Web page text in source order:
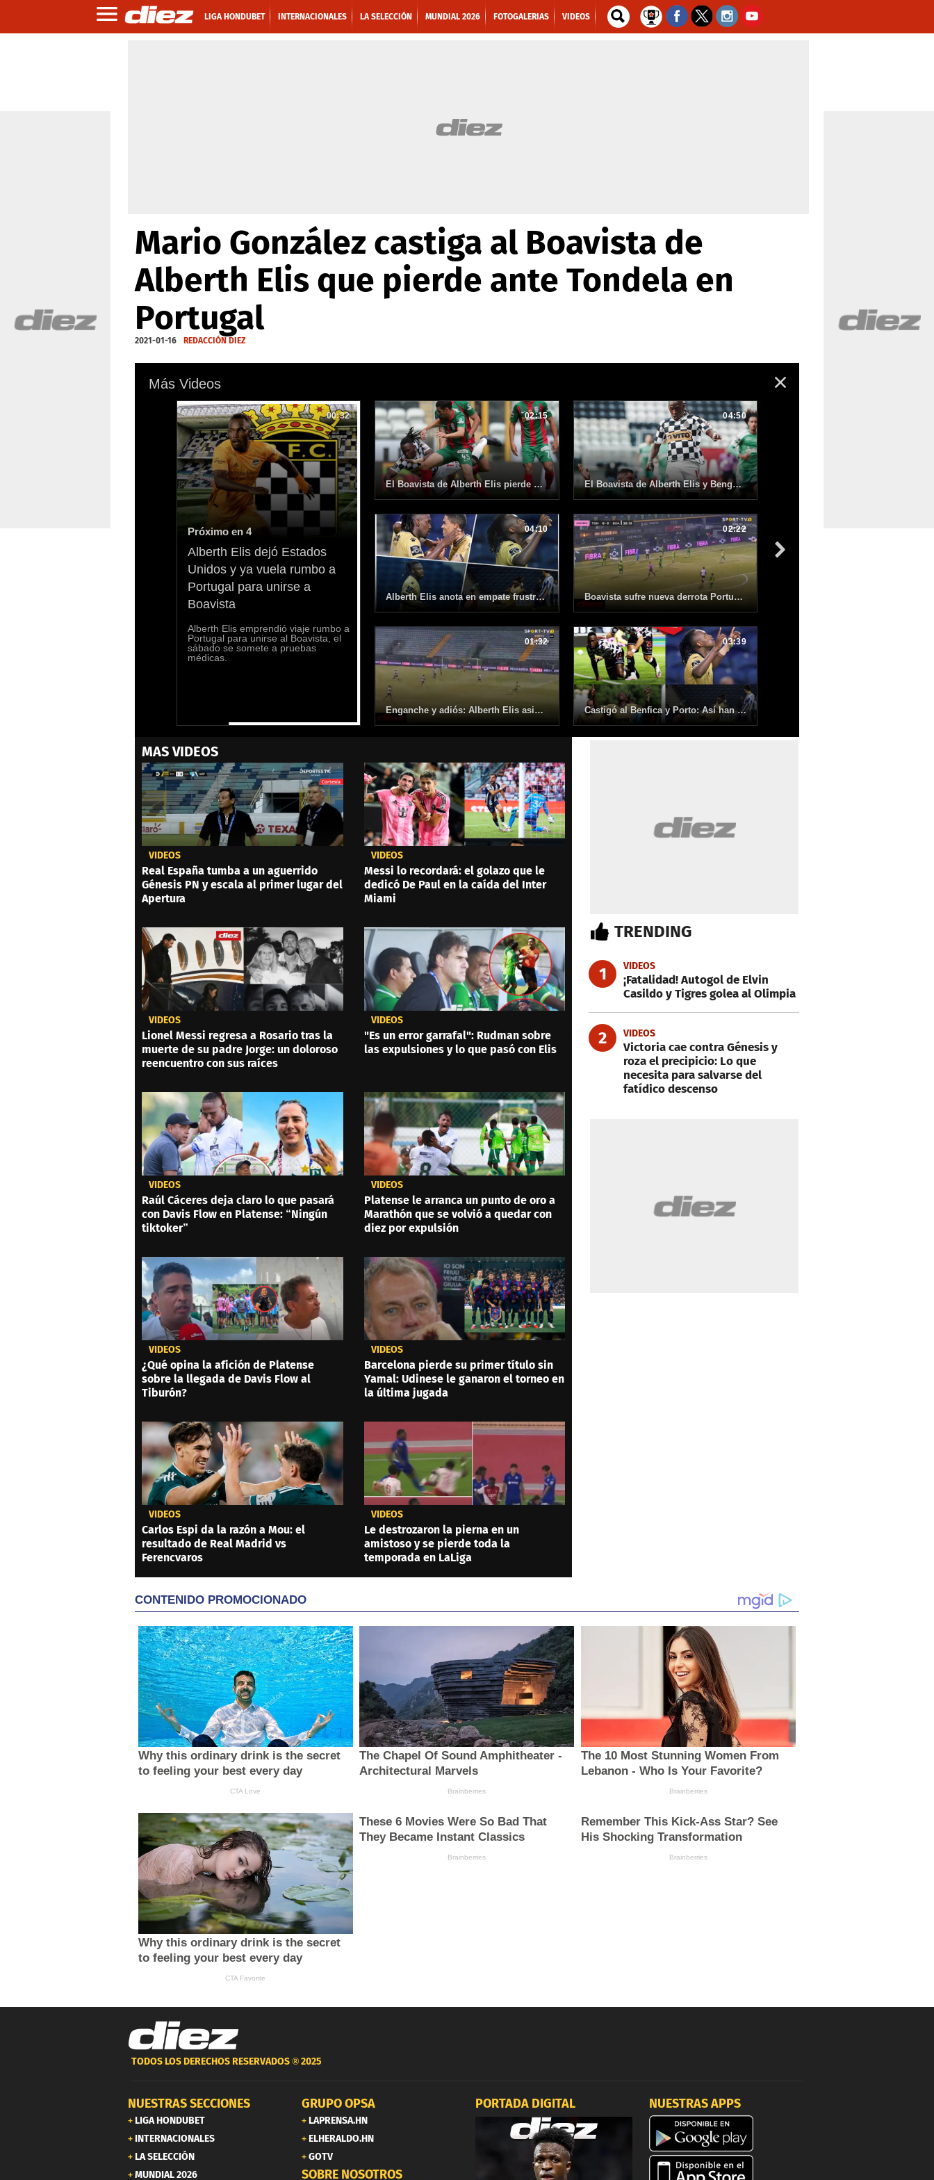
LIGA HONDUBET INTERNACIONALES LA SELECCIÓN MUNDIAL 2026 FOTOGALERIAS VIDEOS
Mario González castiga al Boavista de
Alberth Elis que pierde ante Tondela en
Portugal
2021-01-16 REDACCIÓN DIEZ
Más Videos
00:32
Próximo en 3
Alberth Elis dejó Estados
Unidos y ya vuela rumbo a
Portugal para unirse a
Boavista
Alberth Elis emprendió viaje rumbo a
Portugal para unirse al Boavista, el
sábado se somete a pruebas
médicas.
02:15
El Boavista de Alberth Elis pierde un duelo directo por el no descenso y se complica
04:50
El Boavista de Alberth Elis y Benguché pierde con un rival directo y se hunde en la zona del descenso
04:10
Alberth Elis anota en empate frustrado de Boavista ante FC Porto en Portugal
02:22
Boavista sufre nueva derrota Portugal a manos del Tondela; Alberth Elis dio asistencia
01:32
Enganche y adiós: Alberth Elis asiste en anotación de Boavista ante Tondela
03:39
Castigó al Benfica y Porto: Así han sido los siete goles de Alberth Elis con Boavista en Portugal
seconds
of
secondsVolume
0%
MAS VIDEOS
VIDEOS
Real España tumba a un aguerrido
Génesis PN y escala al primer lugar del
Apertura
VIDEOS
Messi lo recordará: el golazo que le
dedicó De Paul en la caída del Inter
Miami
VIDEOS
Lionel Messi regresa a Rosario tras la
muerte de su padre Jorge: un doloroso
reencuentro con sus raíces
VIDEOS
"Es un error garrafal": Rudman sobre
las expulsiones y lo que pasó con Elis
VIDEOS
Raúl Cáceres deja claro lo que pasará
con Davis Flow en Platense: “Ningún
tiktoker”
VIDEOS
Platense le arranca un punto de oro a
Marathón que se volvió a quedar con
diez por expulsión
VIDEOS
¿Qué opina la afición de Platense
sobre la llegada de Davis Flow al
Tiburón?
VIDEOS
Barcelona pierde su primer título sin
Yamal: Udinese le ganaron el torneo en
la última jugada
VIDEOS
Carlos Espi da la razón a Mou: el
resultado de Real Madrid vs
Ferencvaros
VIDEOS
Le destrozaron la pierna en un
amistoso y se pierde toda la
temporada en LaLiga
TRENDING
1 VIDEOS
¡Fatalidad! Autogol de Elvin
Casildo y Tigres golea al Olimpia
2 VIDEOS
Victoria cae contra Génesis y
roza el precipicio: Lo que
necesita para salvarse del
fatídico descenso
TODOS LOS DERECHOS RESERVADOS ®2025
NUESTRAS SECCIONES
LIGA HONDUBET
INTERNACIONALES
LA SELECCIÓN
MUNDIAL 2026
GRUPO OPSA
LAPRENSA.HN
ELHERALDO.HN
GOTV
SOBRE NOSOTROS
PORTADA DIGITAL NUESTRAS APPS